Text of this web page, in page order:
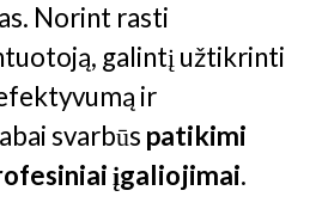
Norint rasti
galintį užtikrinti
ir
svarbūs patikimi
įgaliojimai.